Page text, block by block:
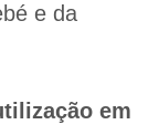
e da
em